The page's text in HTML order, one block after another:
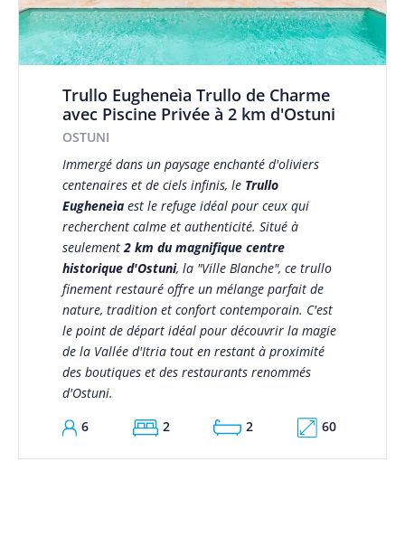
Trullo Eugheneìa Trullo de Charme
avec Piscine Privée à 2 km d'Ostuni
OSTUNI
Immergé dans un paysage enchanté d'oliviers
centenaires et de ciels infinis, le Trullo
Eugheneìaest le refuge idéal pour ceux qui
recherchent calme et authenticité. Situé à
seulement 2 km du magnifique centre
historique d'Ostuni, la "Ville Blanche", ce trullo
finement restauré offre un mélange parfait de
nature, tradition et confort contemporain. C'est
le point de départ idéal pour découvrir la magie
de la Vallée d'Itria tout en restant à proximité
des boutiques et des restaurants renommés
d'Ostuni.
6
2 2 60